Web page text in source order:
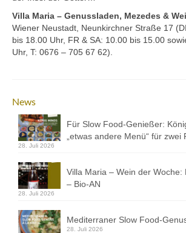
Bio-Olivenöl & Bio-Oliven
Eingelegtes & Eingekochtes
Kräuter, Tee & Salz
Wein, Raki & Ver juice
Kontakt
Downloads
Datenschutz
Villa Maria – Genussladen, Mezedes &
Wiener Neustadt, Neunkirchner Straße 17
bis 18.00 Uhr, FR & SA: 10.00 bis 15.00
Uhr, T: 0676 – 705 67 62).
News
Für Slow Food-Genießer:
„etwas andere Menü“ für zwei
28. Juli 2026
Villa Maria – Wein der Woche:
– Bio-AN
28. Juli 2026
Mediterraner Slow Food-
28. Juli 2026